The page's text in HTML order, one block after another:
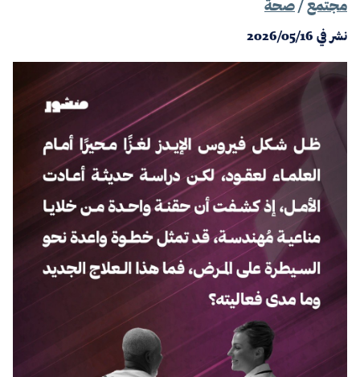
مجتمع/ صحة
نشر في2026/05/16